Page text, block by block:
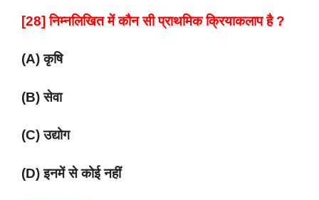
[28] निम्नलिखित में कौन सी प्राथमिक क्रियाकलाप है ?
(A) कृषि
(B) सेवा
(C) उद्योग
(D) इनमें से कोई नहीं